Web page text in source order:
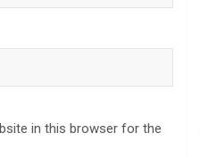
in this browser for the